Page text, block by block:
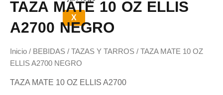
X
TAZA MATE 10 OZ ELLIS
A2700 NEGRO
Inicio / BEBIDAS / TAZAS Y TARROS / TAZA MATE 10 OZ
ELLIS A2700 NEGRO
TAZA MATE 10 OZ ELLIS A2700